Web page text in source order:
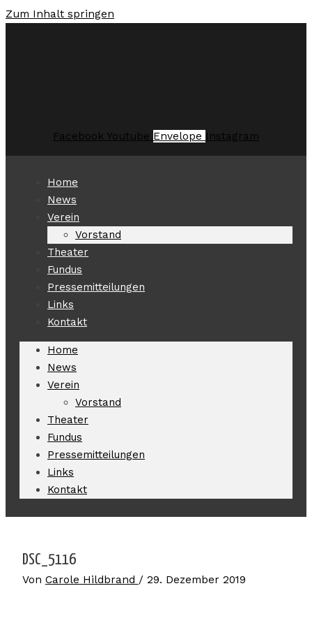
Zum Inhalt springen
Facebook Youtube Envelope Instagram
Home
News
Verein
Vorstand
Theater
Fundus
Pressemitteilungen
Links
Kontakt
Home
News
Verein
Vorstand
Theater
Fundus
Pressemitteilungen
Links
Kontakt
DSC_5116
Von Carole Hildbrand / 29. Dezember 2019